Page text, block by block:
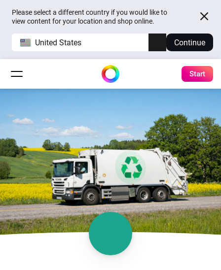
Please select a different country if you would like to
view content for your location and shop online.
United States Continue
Start